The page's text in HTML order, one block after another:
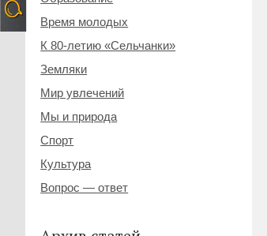
Время молодых
К 80-летию «Сельчанки»
Земляки
Мир увлечений
Мы и природа
Спорт
Культура
Вопрос — ответ